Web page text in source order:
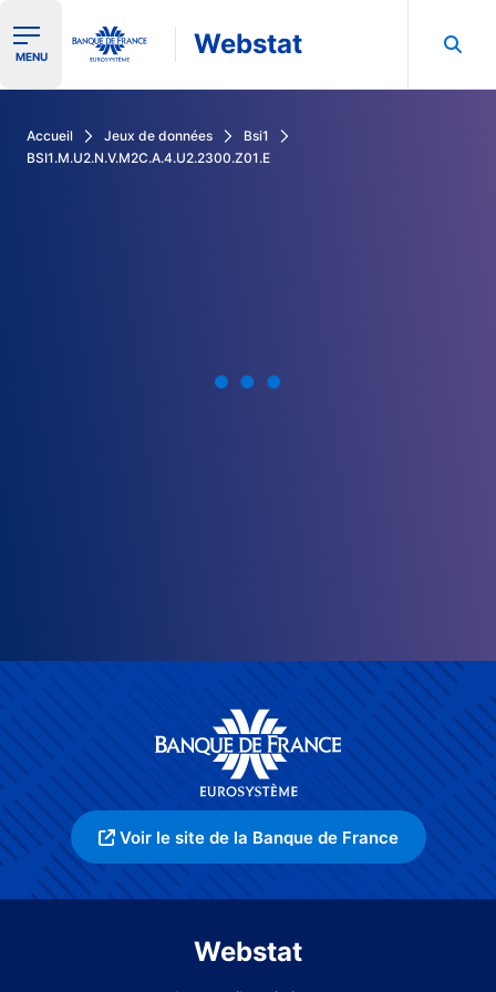
Ouvrir le menu de navigation
MENU Webstat
Accueil Jeux de données
Bsi1
BSI1.M.U2.N.V.M2C.A.4.U2.2300.Z01.E
Voir le site de la Banque de France
Webstat